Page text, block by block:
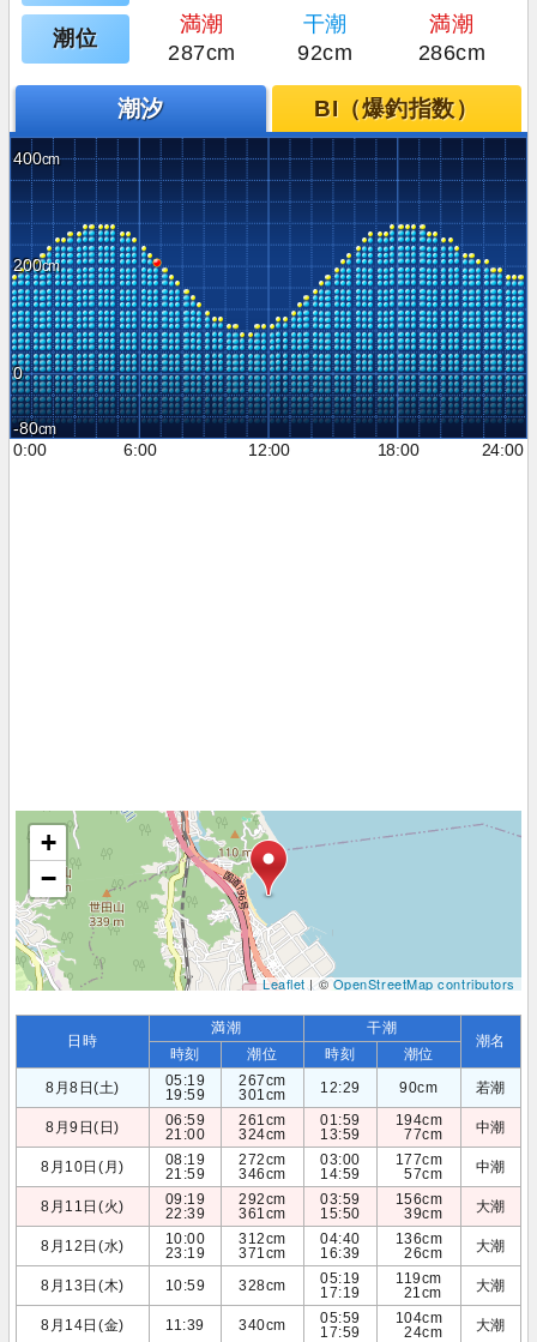
潮位
満潮 干潮
満潮
287cm
92cm 286cm
潮汐 BI（爆釣指数）
400
200
0
-80
0:00
6:00 12:00 18:00 24:00
+
−
Leaflet | ©OpenStreetMap contributors
日時
満潮 干潮
潮名
時刻 潮位 時刻
潮位
8月8日(土)
05:19
19:59
267cm
301cm
12:29 90cm 若潮
8月9日(日)
06:59
21:00
261cm
324cm
01:59
13:59
194cm
77cm
中潮
8月10日(月)
08:19
21:59
272cm
346cm
03:00
14:59
177cm
57cm
中潮
8月11日(火)
09:19
22:39
292cm
361cm
03:59
15:50
156cm
39cm
大潮
8月12日(水)
10:00
23:19
312cm
371cm
04:40
16:39
136cm
26cm
大潮
8月13日(木) 10:59 328cm
05:19
17:19
119cm
21cm
大潮
8月14日(金) 11:39 340cm
05:59
17:59
104cm
24cm
大潮